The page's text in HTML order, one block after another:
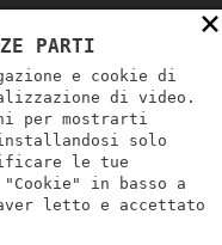
×
PARTI
e cookie di
di video.
per mostrarti
solo
le tue
in basso a
letto e accettato